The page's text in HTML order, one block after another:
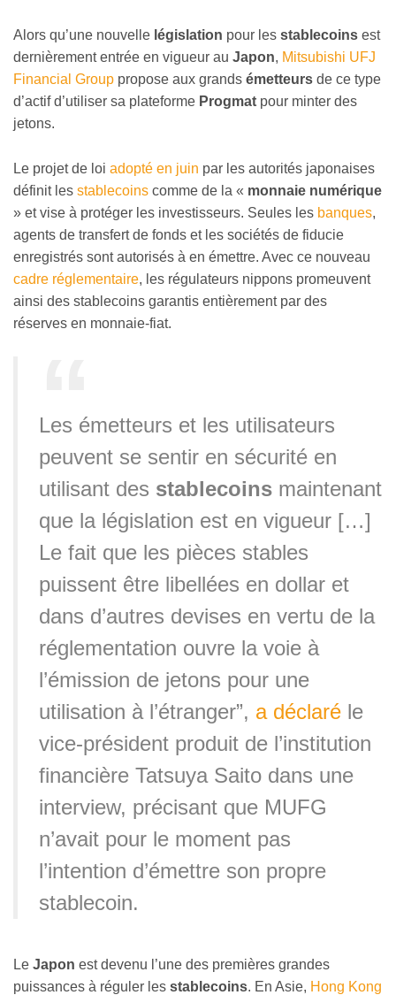
Alors qu’une nouvelle législation pour les stablecoins est
dernièrement entrée en vigueur au Japon, Mitsubishi UFJ
Financial Group propose aux grands émetteurs de ce type
d’actif d’utiliser sa plateforme Progmat pour minter des
jetons.
Le projet de loi adopté en juin par les autorités japonaises
définit les stablecoins comme de la « monnaie numérique
» et vise à protéger les investisseurs. Seules les banques,
agents de transfert de fonds et les sociétés de fiducie
enregistrés sont autorisés à en émettre. Avec ce nouveau
cadre réglementaire, les régulateurs nippons promeuvent
ainsi des stablecoins garantis entièrement par des
réserves en monnaie-fiat.
Les émetteurs et les utilisateurs
peuvent se sentir en sécurité en
utilisant des stablecoins maintenant
que la législation est en vigueur […]
Le fait que les pièces stables
puissent être libellées en dollar et
dans d’autres devises en vertu de la
réglementation ouvre la voie à
l’émission de jetons pour une
utilisation à l’étranger”, a déclaré le
vice-président produit de l’institution
financière Tatsuya Saito dans une
interview, précisant que MUFG
n’avait pour le moment pas
l’intention d’émettre son propre
stablecoin.
Le Japon est devenu l’une des premières grandes
puissances à réguler les stablecoins. En Asie, Hong Kong